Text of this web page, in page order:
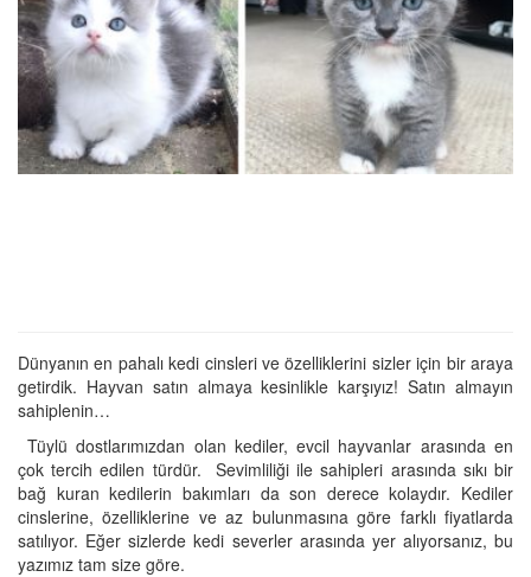
Dünyanın en pahalı kedi cinsleri ve özelliklerini sizler için bir araya
getirdik. Hayvan satın almaya kesinlikle karşıyız! Satın almayın
sahiplenin…
Tüylü dostlarımızdan olan kediler, evcil hayvanlar arasında en
çok tercih edilen türdür. Sevimliliği ile sahipleri arasında sıkı bir
bağ kuran kedilerin bakımları da son derece kolaydır. Kediler
cinslerine, özelliklerine ve az bulunmasına göre farklı fiyatlarda
satılıyor. Eğer sizlerde kedi severler arasında yer alıyorsanız, bu
yazımız tam size göre.